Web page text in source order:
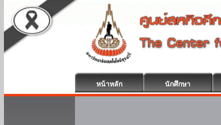
หน้าหลัก นักศึกษา